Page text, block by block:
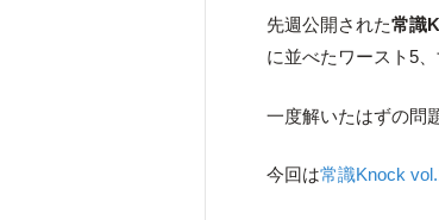
先週公開された常識
に並べたワースト5
一度解いたはずの問
今回は常識Knock